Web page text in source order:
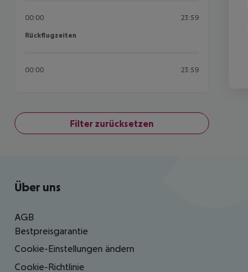
00:00 23:59
Rückflugzeiten
Rückflugzeiten
00:00 23:59
Filter zurücksetzen
Footer navigation
Über uns
AGB
Bestpreisgarantie
Cookie-Einstellungen ändern
Cookie-Richtlinie